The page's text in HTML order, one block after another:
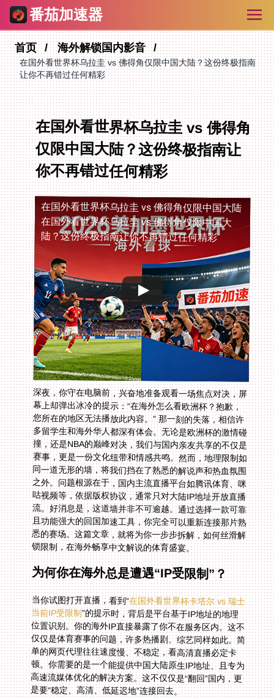
番茄加速器
首页 海外解锁国内影音
在国外看世界杯乌拉圭 vs 佛得角仅限中国大陆？这份终极指南
让你不再错过任何精彩
在国外看世界杯乌拉圭 vs 佛得角
仅限中国大陆？这份终极指南让
你不再错过任何精彩
在国外看世界杯乌拉圭 vs 佛得角仅限中国大陆
在国外看世界杯乌拉圭 vs 佛得角仅限中国大
陆？这份终极指南让你不再错过任何精彩
深夜，你守在电脑前，兴奋地准备观看一场焦点对决，屏
幕上却弹出冰冷的提示：“在海外怎么看欧洲杯？抱歉，
您所在的地区无法播放此内容。” 那一刻的失落，相信许
多留学生和海外华人都深有体会。无论是欧洲杯的激情碰
撞，还是NBA的巅峰对决，我们与国内亲友共享的不仅是
赛事，更是一份文化纽带和情感共鸣。然而，地理限制如
同一道无形的墙，将我们挡在了熟悉的解说声和热血氛围
之外。问题根源在于，国内主流直播平台如腾讯体育、咪
咕视频等，依据版权协议，通常只对大陆IP地址开放直播
流。好消息是，这道墙并非不可逾越。通过选择一款可靠
且功能强大的回国加速工具，你完全可以重新连接那片熟
悉的赛场。这篇文章，就将为你一步步拆解，如何丝滑解
锁限制，在海外畅享中文解说的体育盛宴。
为何你在海外总是遭遇“IP受限制”？
当你试图打开直播，看到“在国外看世界杯卡塔尔 vs 瑞士
当前IP受限制”的提示时，背后是平台基于IP地址的地理
位置识别。你的海外IP直接暴露了你不在服务区内。这不
仅仅是体育赛事的问题，许多热播剧、综艺同样如此。简
单的网页代理往往速度慢、不稳定，看高清直播必定卡
顿。你需要的是一个能提供中国大陆原生IP地址、且专为
高速流媒体优化的解决方案。这不仅仅是“翻回”国内，更
是要“稳定、高清、低延迟地”连接回去。